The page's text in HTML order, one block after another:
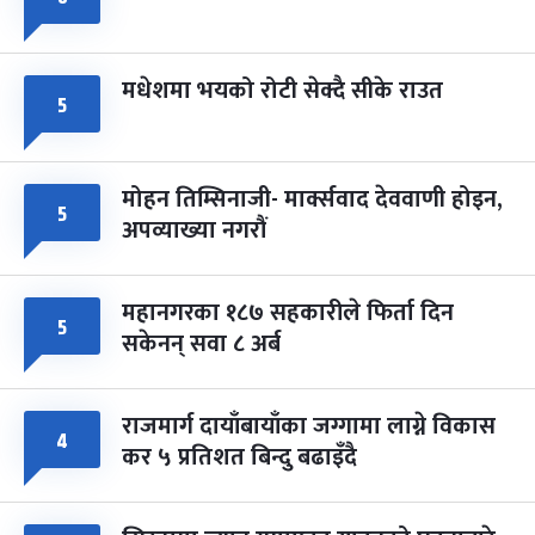
५ मधेशमा भयको रोटी सेक्दै सीके राउत
५ मोहन तिम्सिनाजी- मार्क्सवाद देववाणी होइन,
अपव्याख्या नगरौं
५ महानगरका १८७ सहकारीले फिर्ता दिन
सकेनन् सवा ८ अर्ब
४ राजमार्ग दायाँबायाँका जग्गामा लाग्ने विकास
कर ५ प्रतिशत बिन्दु बढाइँदै